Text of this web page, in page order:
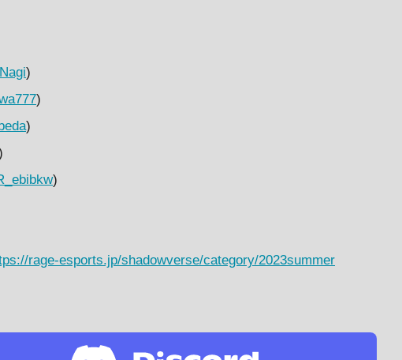
)
)
)
)
rage-esports.jp/shadowverse/category/2023summer